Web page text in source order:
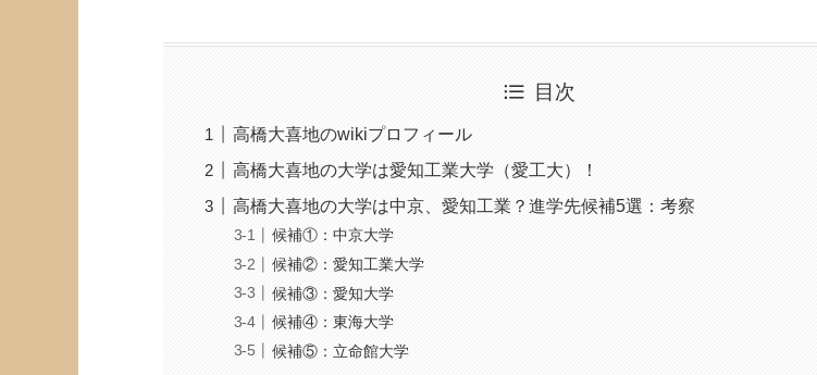
目次
高橋大喜地のwikiプロフィール
高橋大喜地の大学は愛知工業大学（愛工大）！
高橋大喜地の大学は中京、愛知工業？進学先候補5選：考察
候補①：中京大学
候補②：愛知工業大学
候補③：愛知大学
候補④：東海大学
候補⑤：立命館大学